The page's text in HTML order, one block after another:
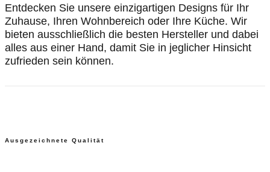
Entdecken Sie unsere einzigartigen Designs für Ihr
Zuhause, Ihren Wohnbereich oder Ihre Küche. Wir
bieten ausschließlich die besten Hersteller und dabei
alles aus einer Hand, damit Sie in jeglicher Hinsicht
zufrieden sein können.
Ausgezeichnete Qualität